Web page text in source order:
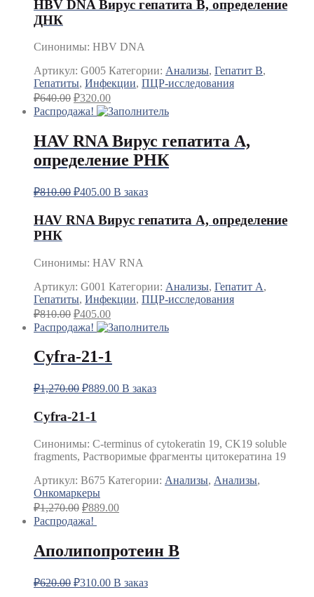
HBV DNA Вирус гепатита В, определение
ДНК
Синонимы: HBV DNA
Артикул: G005 Категории: Анализы, Гепатит B,
Гепатиты, Инфекции, ПЦР-исследования
₽640.00 ₽320.00
Распродажа!
HAV RNA Вирус гепатита А,
определение РНК
₽810.00 ₽405.00 В заказ
HAV RNA Вирус гепатита А, определение
РНК
Синонимы: HAV RNA
Артикул: G001 Категории: Анализы, Гепатит A,
Гепатиты, Инфекции, ПЦР-исследования
₽810.00 ₽405.00
Распродажа!
Cyfra-21-1
₽1,270.00 ₽889.00 В заказ
Cyfra-21-1
Синонимы: C-terminus of cytokeratin 19, CK19 soluble
fragments, Растворимые фрагменты цитокератина 19
Артикул: B675 Категории: Анализы, Анализы,
Онкомаркеры
₽1,270.00 ₽889.00
Распродажа!
Аполипопротеин В
₽620.00 ₽310.00 В заказ